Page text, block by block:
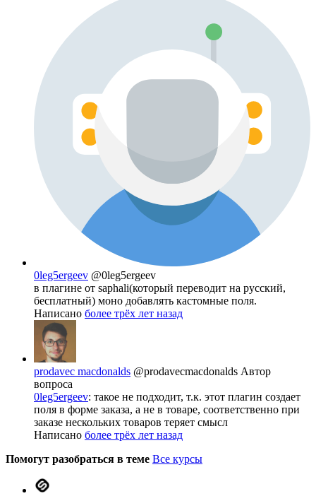
0leg5ergeev @0leg5ergeev
в плагине от saphali(который переводит на русский,
бесплатный) моно добавлять кастомные поля.
Написано более трёх лет назад
prodavec macdonalds @prodavecmacdonalds Автор
вопроса
0leg5ergeev: такое не подходит, т.к. этот плагин создает
поля в форме заказа, а не в товаре, соответственно при
заказе нескольких товаров теряет смысл
Написано более трёх лет назад
Помогут разобраться в теме Все курсы